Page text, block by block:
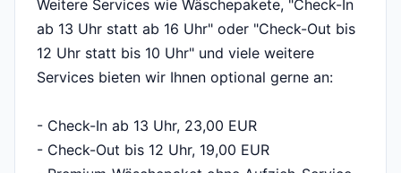
Weitere Services wie Wäschepakete, "Check-In
ab 13 Uhr statt ab 16 Uhr" oder "Check-Out bis
12 Uhr statt bis 10 Uhr" und viele weitere
Services bieten wir Ihnen optional gerne an:
- Check-In ab 13 Uhr, 23,00 EUR
- Check-Out bis 12 Uhr, 19,00 EUR